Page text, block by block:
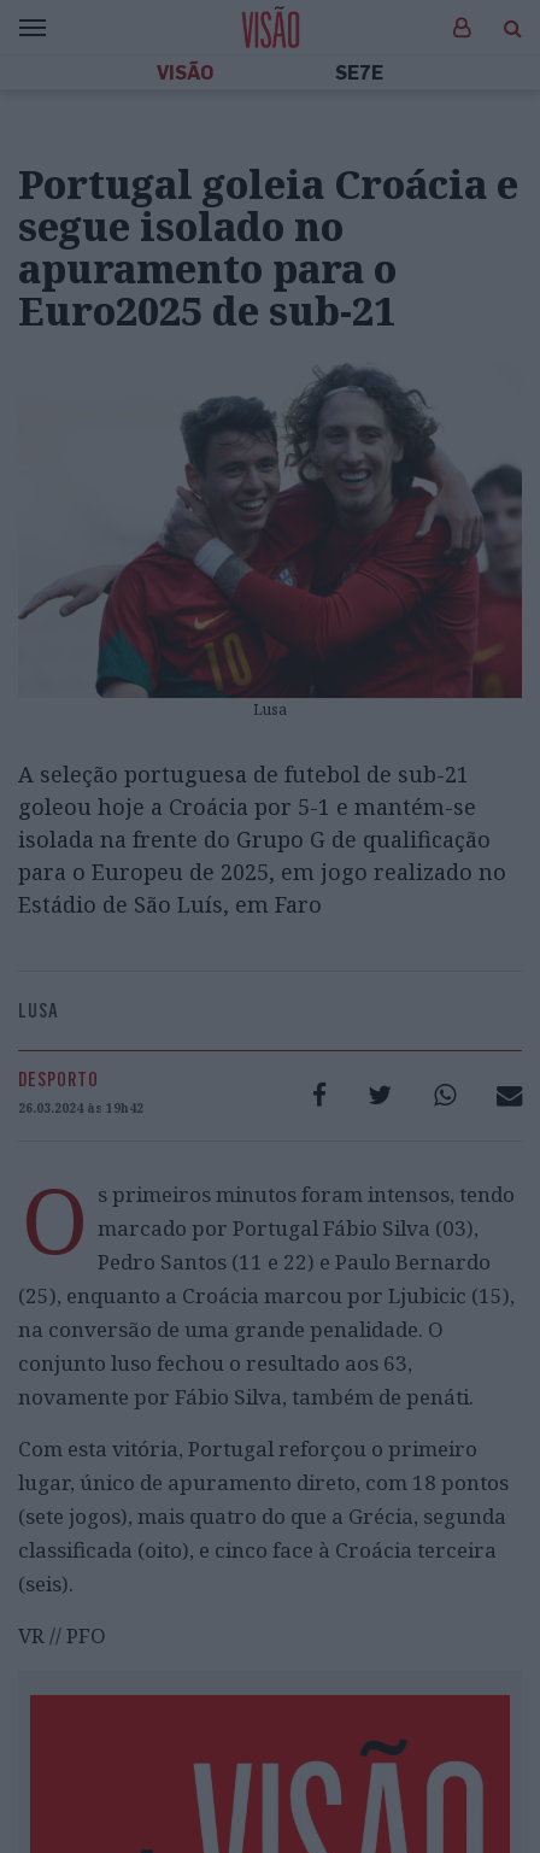
VISÃO SE7E
Portugal goleia Croácia e
segue isolado no
apuramento para o
Euro2025 de sub-21
Lusa
A seleção portuguesa de futebol de sub-21
goleou hoje a Croácia por 5-1 e mantém-se
isolada na frente do Grupo G de qualificação
para o Europeu de 2025, em jogo realizado no
Estádio de São Luís, em Faro
LUSA
DESPORTO
26.03.2024 às 19h42
O s primeiros minutos foram intensos, tendo
marcado por Portugal Fábio Silva (03),
Pedro Santos (11 e 22) e Paulo Bernardo
(25), enquanto a Croácia marcou por Ljubicic (15),
na conversão de uma grande penalidade. O
conjunto luso fechou o resultado aos 63,
novamente por Fábio Silva, também de penáti.
Com esta vitória, Portugal reforçou o primeiro
lugar, único de apuramento direto, com 18 pontos
(sete jogos), mais quatro do que a Grécia, segunda
classificada (oito), e cinco face à Croácia terceira
(seis).
VR // PFO